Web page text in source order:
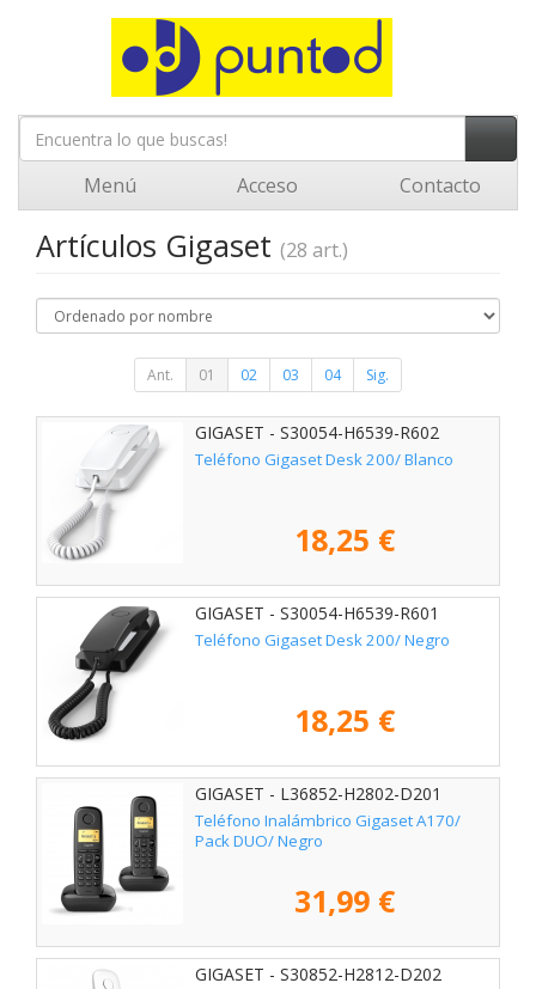
Menú Acceso Contacto
Artículos Gigaset (28 art.)
Ant. 01 02 03 04 Sig.
GIGASET - S30054-H6539-R602
Teléfono Gigaset Desk 200/ Blanco
18,25 €
GIGASET - S30054-H6539-R601
Teléfono Gigaset Desk 200/ Negro
18,25 €
GIGASET - L36852-H2802-D201
Teléfono Inalámbrico Gigaset A170/
Pack DUO/ Negro
31,99 €
GIGASET - S30852-H2812-D202